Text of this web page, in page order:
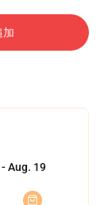
加
Aug. 19